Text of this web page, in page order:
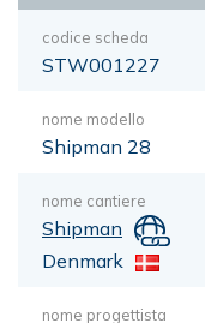
codice scheda
STW001227
nome modello
Shipman 28
nome cantiere
Shipman
Denmark
nome progettista